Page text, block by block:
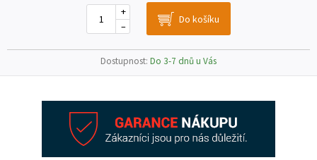
–
+
Dostupnost: Do 3-7 dnů u Vás